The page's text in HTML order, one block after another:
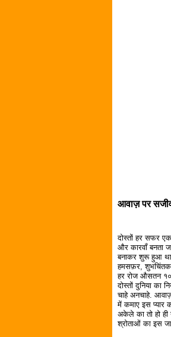
आवाज़ पर
दोस्तों हर सफर
और कारवाँ बनता
बनाकर शुरू हुआ
हमसफ़र, शुभचिंतक,
हर रोज औसतन
दोस्तों दुनिया का
चाहे अनचाहे.
में कमाए इस प्यार
अकेले का तो हो
श्रोताओं का इस